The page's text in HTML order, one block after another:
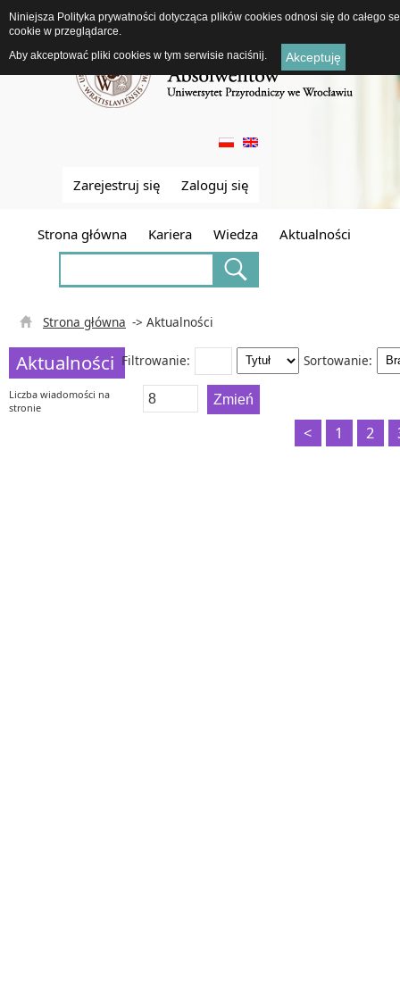
Zarejestruj się Zaloguj się
Strona główna Kariera Wiedza Aktualności
Strona główna -> Aktualności
Sortowanie:
Filtrowanie:
Aktualności
Liczba wiadomości na
stronie
< 1 2
Niniejsza Polityka prywatności dotycząca plików cookies odnosi się do całego
cookie w przeglądarce.
Aby akceptować pliki cookies w tym serwisie naciśnij.
Akceptuję